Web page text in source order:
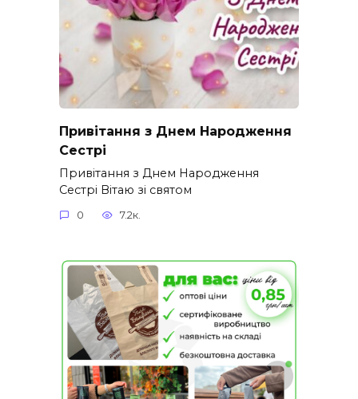
Привітання з Днем Народження
Сестрі
Привітання з Днем Народження
Сестрі Вітаю зі святом
0 7.2к.